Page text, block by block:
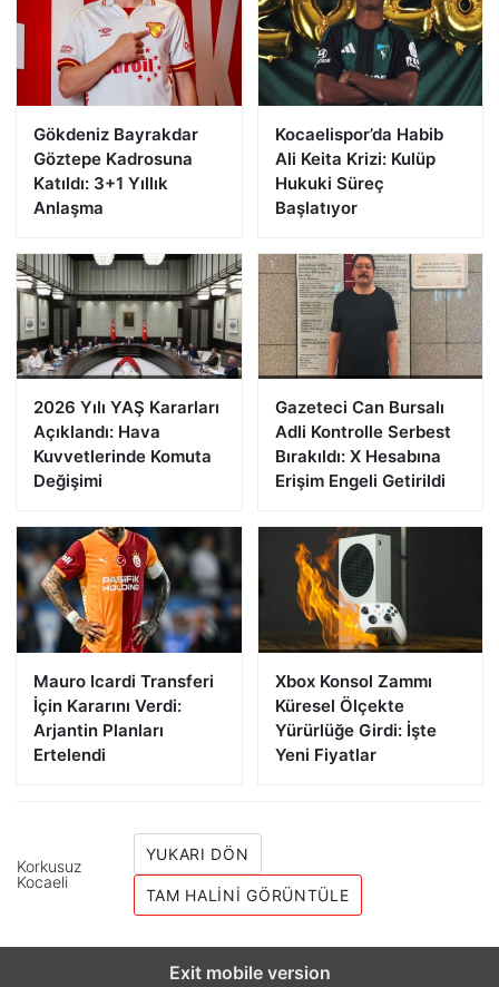
Gökdeniz Bayrakdar
Göztepe Kadrosuna
Katıldı: 3+1 Yıllık
Anlaşma
Kocaelispor’da Habib
Ali Keita Krizi: Kulüp
Hukuki Süreç
Başlatıyor
2026 Yılı YAŞ Kararları
Açıklandı: Hava
Kuvvetlerinde Komuta
Değişimi
Gazeteci Can Bursalı
Adli Kontrolle Serbest
Bırakıldı: X Hesabına
Erişim Engeli Getirildi
Mauro Icardi Transferi
İçin Kararını Verdi:
Arjantin Planları
Ertelendi
Xbox Konsol Zammı
Küresel Ölçekte
Yürürlüğe Girdi: İşte
Yeni Fiyatlar
Korkusuz
Kocaeli
YUKARI DÖN
TAM HALINI GÖRÜNTÜLE
Exit mobile version